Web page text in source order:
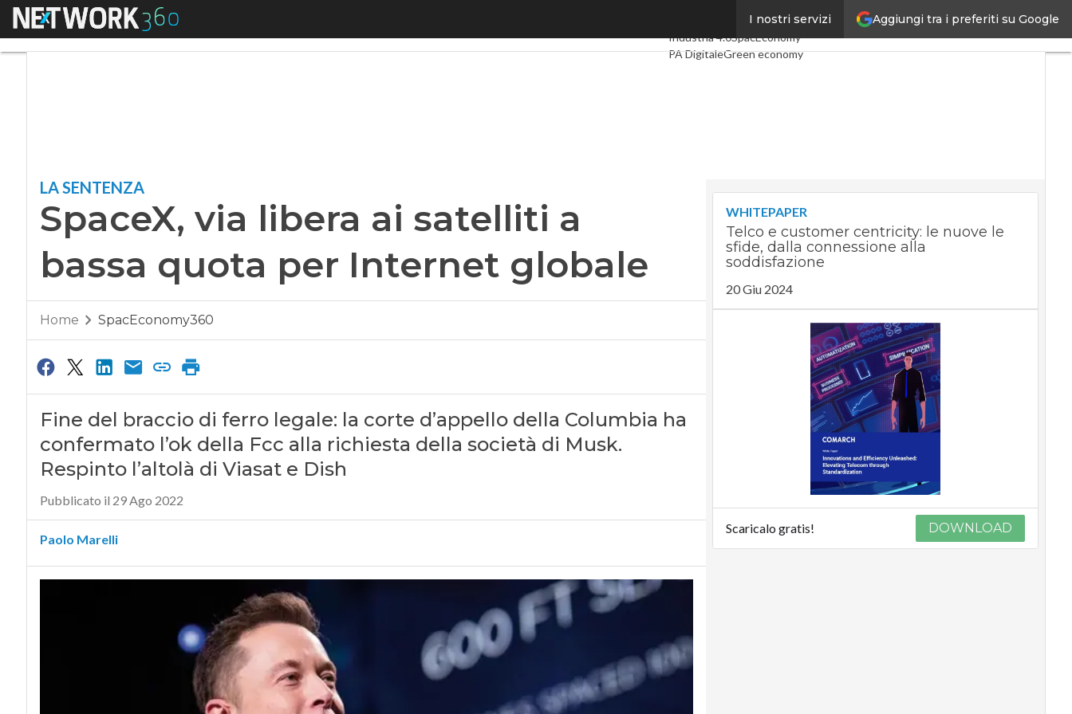
Aggiungi tra i preferiti su Google
I nostri servizi
Menu Digital EconomyTelco
Industria 4.0SpacEconomy
PA DigitaleGreen economy
LA SENTENZA
SpaceX, via libera ai satelliti a
bassa quota per Internet globale
Home SpacEconomy360
Fine del braccio di ferro legale: la corte d’appello della Columbia ha
confermato l’ok della Fcc alla richiesta della società di Musk.
Respinto l’altolà di Viasat e Dish
Pubblicato il 29 Ago 2022
Paolo Marelli
WHITEPAPER
Telco e customer centricity: le nuove le
sfide, dalla connessione alla
soddisfazione
20 Giu 2024
Scaricalo gratis! DOWNLOAD